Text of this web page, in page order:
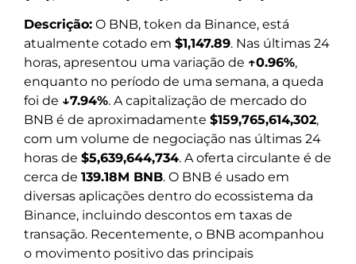
Descrição: O BNB, token da Binance, está
atualmente cotado em $1,147.89. Nas últimas 24
horas, apresentou uma variação de ↑0.96%,
enquanto no período de uma semana, a queda
foi de ↓7.94%. A capitalização de mercado do
BNB é de aproximadamente $159,765,614,302,
com um volume de negociação nas últimas 24
horas de $5,639,644,734. A oferta circulante é de
cerca de 139.18M BNB. O BNB é usado em
diversas aplicações dentro do ecossistema da
Binance, incluindo descontos em taxas de
transação. Recentemente, o BNB acompanhou
o movimento positivo das principais